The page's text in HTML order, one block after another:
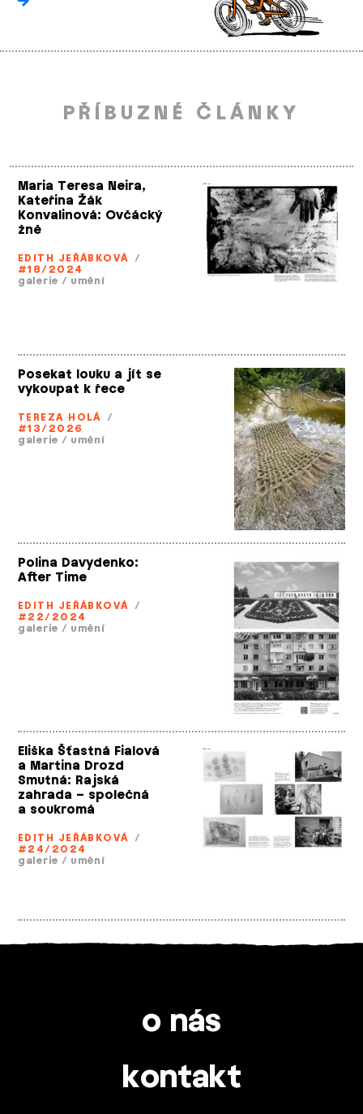
PŘÍBUZNÉ ČLÁNKY
Maria Teresa Neira,
Kateřina Žák
Konvalinová: Ovčácký
žně
EDITH JEŘÁBKOVÁ /
#18/2024
galerie / umění
Posekat louku a jít se
vykoupat k řece
TEREZA HOLÁ /
#13/2026
galerie / umění
Polina Davydenko:
After Time
EDITH JEŘÁBKOVÁ /
#22/2024
galerie / umění
Eliška Šťastná Fialová
a Martina Drozd
Smutná: Rajská
zahrada – společná
a soukromá
EDITH JEŘÁBKOVÁ /
#24/2024
galerie / umění
o nás
kontakt